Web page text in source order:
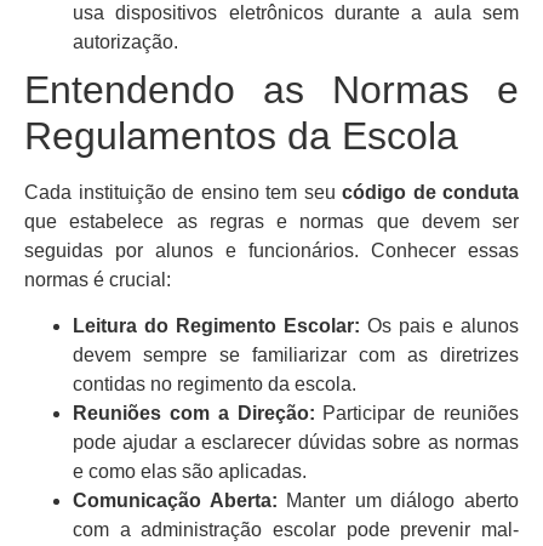
usa dispositivos eletrônicos durante a aula sem
autorização.
Entendendo as Normas e
Regulamentos da Escola
Cada instituição de ensino tem seu código de conduta
que estabelece as regras e normas que devem ser
seguidas por alunos e funcionários. Conhecer essas
normas é crucial:
Leitura do Regimento Escolar: Os pais e alunos
devem sempre se familiarizar com as diretrizes
contidas no regimento da escola.
Reuniões com a Direção: Participar de reuniões
pode ajudar a esclarecer dúvidas sobre as normas
e como elas são aplicadas.
Comunicação Aberta: Manter um diálogo aberto
com a administração escolar pode prevenir mal-